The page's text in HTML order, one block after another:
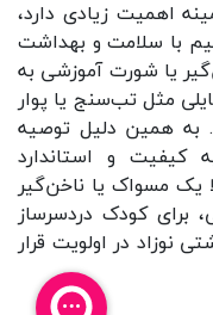
اهمیت زیادی دارد،
با سلامت و بهداشت
یا شورت آموزشی به
مثل تب‌سنج یا پوار
به همین دلیل توصیه
کیفیت و استاندارد
یک مسواک یا ناخن‌گیر
برای کودک دردسرساز
نوزاد در اولویت قرار